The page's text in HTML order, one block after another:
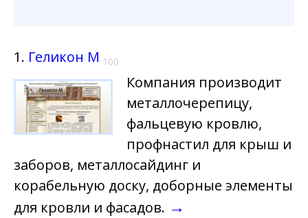
1. Геликон М 100
Компания производит
металлочерепицу,
фальцевую кровлю,
профнастил для крыш и
заборов, металлосайдинг и
корабельную доску, доборные элементы
для кровли и фасадов. →